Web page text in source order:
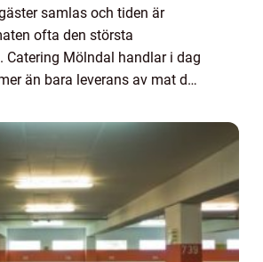
samlas och tiden är
ofta den största
Catering Mölndal handlar i dag
än bara leverans av mat det
g&a...